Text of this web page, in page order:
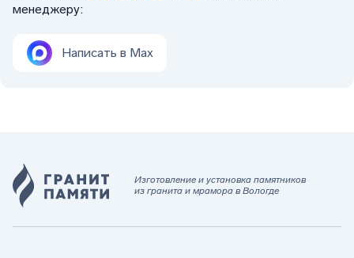
менеджеру:
Написать в Max
Изготовление и установка памятников
из гранита и мрамора в Вологде